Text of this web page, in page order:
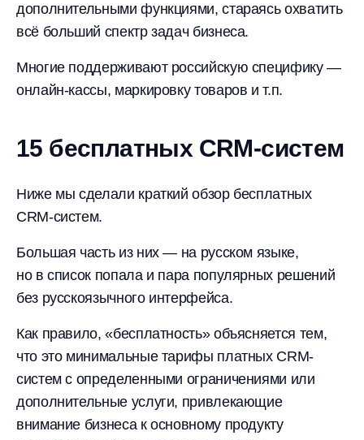
дополнительными функциями, стараясь охватить
всё больший спектр задач бизнеса.
Многие поддерживают российскую специфику —
онлайн-кассы, маркировку товаров и т.п.
15 бесплатных CRM-систем
Ниже мы сделали краткий обзор бесплатных
CRM-систем.
Большая часть из них — на русском языке,
но в список попала и пара популярных решений
без русскоязычного интерфейса.
Как правило, «бесплатность» объясняется тем,
что это минимальные тарифы платных CRM-
систем с определенными ограничениями или
дополнительные услуги, привлекающие
внимание бизнеса к основному продукту